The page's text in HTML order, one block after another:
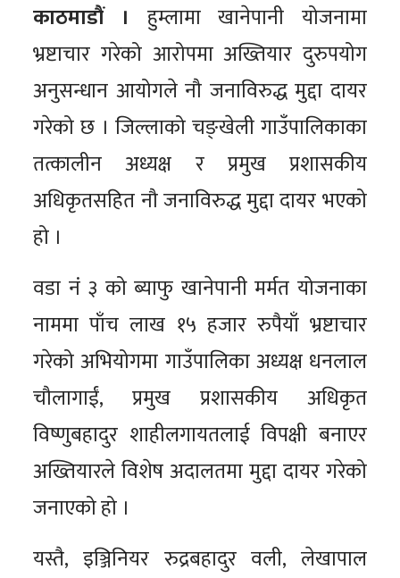
काठमाडौं । हुम्लामा खानेपानी योजनामा
भ्रष्टाचार गरेको आरोपमा अख्तियार दुरुपयोग
अनुसन्धान आयोगले नौ जनाविरुद्ध मुद्दा दायर
गरेको छ । जिल्लाको चङ्खेली गाउँपालिकाका
तत्कालीन अध्यक्ष र प्रमुख प्रशासकीय
अधिकृतसहित नौ जनाविरुद्ध मुद्दा दायर भएको
हो ।
वडा नं ३ को ब्याफु खानेपानी मर्मत योजनाका
नाममा पाँच लाख १५ हजार रुपैयाँ भ्रष्टाचार
गरेको अभियोगमा गाउँपालिका अध्यक्ष धनलाल
चौलागाईं, प्रमुख प्रशासकीय अधिकृत
विष्णुबहादुर शाहीलगायतलाई विपक्षी बनाएर
अख्तियारले विशेष अदालतमा मुद्दा दायर गरेको
जनाएको हो ।
यस्तै, इञ्जिनियर रुद्रबहादुर वली, लेखापाल